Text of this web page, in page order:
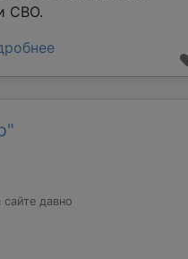
СВО.
давно